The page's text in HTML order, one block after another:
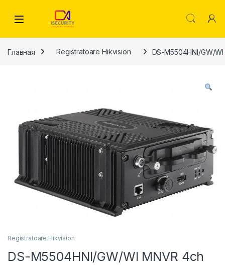
Главная Registratoare Hikvision DS-M5504HNI/GW/
Registratoare Hikvision
DS-M5504HNI/GW/WI MNVR 4ch